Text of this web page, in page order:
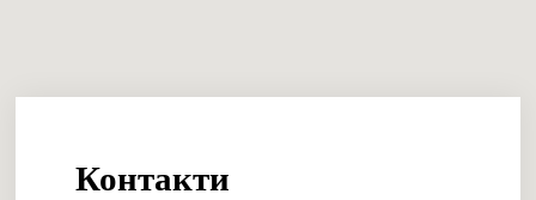
Контакти